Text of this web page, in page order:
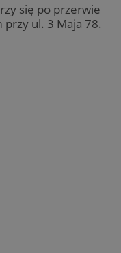
się po przerwie
ul. 3 Maja 78.